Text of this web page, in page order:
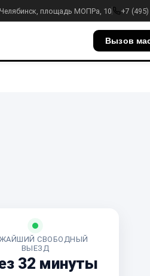
Челябинск, площадь МОПРа, 10 +7
Вызов
СВОБОДНЫЙ
ВЫЕЗД
32 минуты